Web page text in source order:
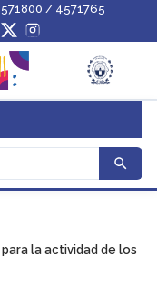
/ 4571765
la actividad de los